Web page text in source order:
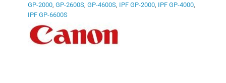
GP-2000 GP-2600S GP-4600S IPF GP-2000 IPF GP-4000
IPF GP-6600S